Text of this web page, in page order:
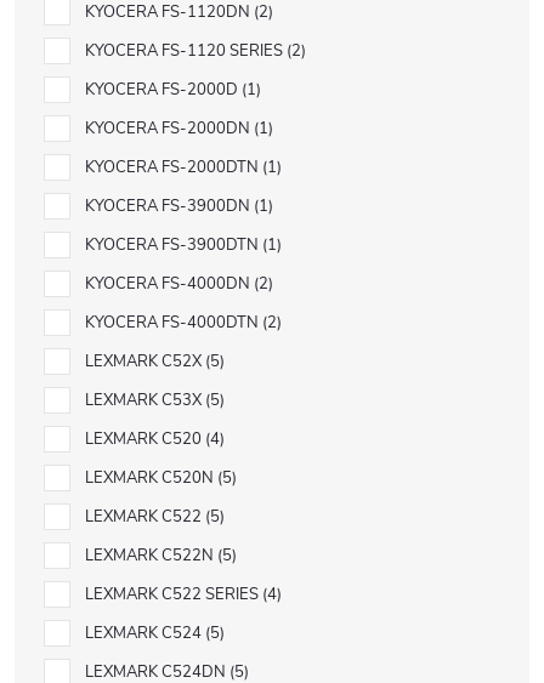
KYOCERA FS-1120DN 2
KYOCERA FS-1120 SERIES 2
KYOCERA FS-2000D 1
KYOCERA FS-2000DN 1
KYOCERA FS-2000DTN 1
KYOCERA FS-3900DN 1
KYOCERA FS-3900DTN 1
KYOCERA FS-4000DN 2
KYOCERA FS-4000DTN 2
LEXMARK C52X 5
LEXMARK C53X 5
LEXMARK C520 4
LEXMARK C520N 5
LEXMARK C522 5
LEXMARK C522N 5
LEXMARK C522 SERIES 4
LEXMARK C524 5
LEXMARK C524DN 5